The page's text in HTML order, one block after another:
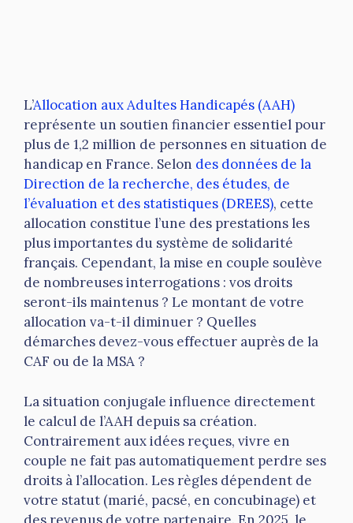
L’Allocation aux Adultes Handicapés (AAH)
représente un soutien financier essentiel pour
plus de 1,2 million de personnes en situation de
handicap en France. Selon des données de la
Direction de la recherche, des études, de
l’évaluation et des statistiques (DREES), cette
allocation constitue l’une des prestations les
plus importantes du système de solidarité
français. Cependant, la mise en couple soulève
de nombreuses interrogations : vos droits
seront-ils maintenus ? Le montant de votre
allocation va-t-il diminuer ? Quelles
démarches devez-vous effectuer auprès de la
CAF ou de la MSA ?
La situation conjugale influence directement
le calcul de l’AAH depuis sa création.
Contrairement aux idées reçues, vivre en
couple ne fait pas automatiquement perdre ses
droits à l’allocation. Les règles dépendent de
votre statut (marié, pacsé, en concubinage) et